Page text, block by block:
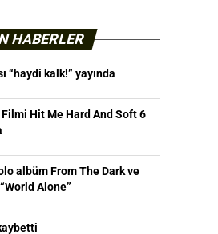
HABERLER
“haydi kalk!” yayında
Hit Me Hard And Soft 6
albüm From The Dark ve
Alone”